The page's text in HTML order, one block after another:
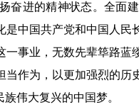
进的精神状态。全面
中国共产党和中国人
事业，无数先辈筚路
作为，以更加强烈的
伟大复兴的中国梦。